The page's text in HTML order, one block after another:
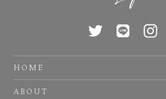
HOME
ABOUT